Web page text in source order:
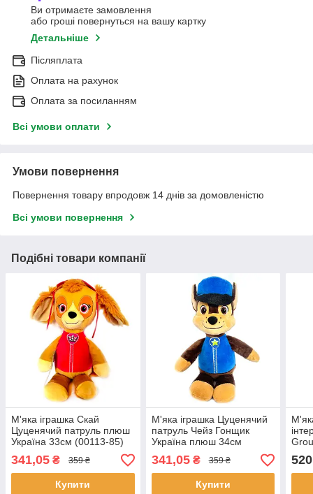
Ви отримаєте замовлення
або гроші повернуться на вашу картку
Детальніше
Післяплата
Оплата на рахунок
Оплата за посиланням
Всі умови оплати
Умови повернення
Повернення товару впродовж 14 днів за домовленістю
Всі умови повернення
Подібні товари компанії
М'яка іграшка Скай
Цуценячий патруль плюш
Україна 33см (00113-85)
341,05 ₴ 359 ₴
Купити
М'яка іграшка Цуценячий
патруль Чейз Гонщик
Україна плюш 34см
(00113-84)
341,05₴ 359 ₴
Купити
520